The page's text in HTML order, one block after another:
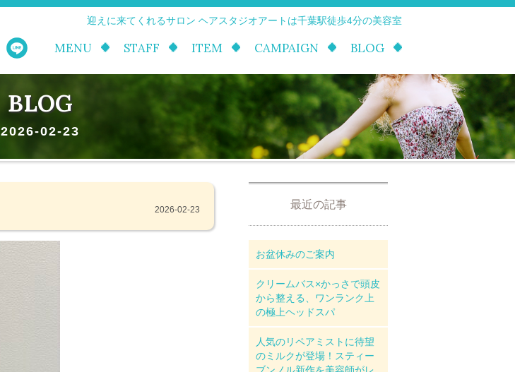
迎えに来てくれるサロン ヘアスタジオアートは千葉駅徒歩4分の美容室
MENU STAFF ITEM CAMPAIGN BLOG
BLOG
2026-02-23
2026-02-23 最近の記事
お盆休みのご案内
クリームバス×かっさで頭皮
から整える、ワンランク上
の極上ヘッドスパ
人気のリペアミストに待望
のミルクが登場！スティー